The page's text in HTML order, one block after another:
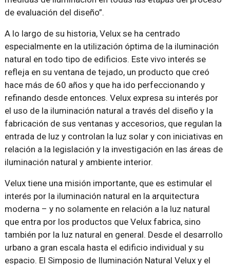
de evaluación del diseño”.
A lo largo de su historia, Velux se ha centrado
especialmente en la utilización óptima de la iluminación
natural en todo tipo de edificios. Este vivo interés se
refleja en su ventana de tejado, un producto que creó
hace más de 60 años y que ha ido perfeccionando y
refinando desde entonces. Velux expresa su interés por
el uso de la iluminación natural a través del diseño y la
fabricación de sus ventanas y accesorios, que regulan la
entrada de luz y controlan la luz solar y con iniciativas en
relación a la legislación y la investigación en las áreas de
iluminación natural y ambiente interior.
Velux tiene una misión importante, que es estimular el
interés por la iluminación natural en la arquitectura
moderna – y no solamente en relación a la luz natural
que entra por los productos que Velux fabrica, sino
también por la luz natural en general. Desde el desarrollo
urbano a gran escala hasta el edificio individual y su
espacio. El Simposio de Iluminación Natural Velux y el